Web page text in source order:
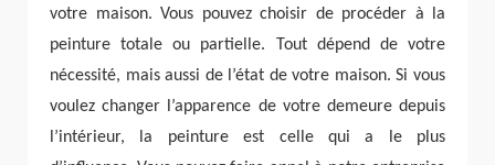
votre maison. Vous pouvez choisir de procéder à la
peinture totale ou partielle. Tout dépend de votre
nécessité, mais aussi de l’état de votre maison. Si vous
voulez changer l’apparence de votre demeure depuis
l’intérieur, la peinture est celle qui a le plus